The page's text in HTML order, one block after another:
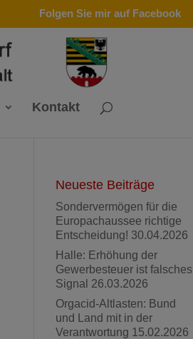
Folgen Sie mir auf Facebook
Kontakt
Neueste Beiträge
Sondervermögen für die
Europachaussee richtige
Entscheidung! 30.04.2026
Halle: Erhöhung der
Gewerbesteuer ist falsches
Signal 26.03.2026
Orgacid-Altlasten: Bund
und Land mit in der
Verantwortung 15.02.2026